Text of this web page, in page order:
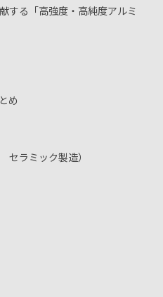
する「高強度・高純度アルミ
め
ラミック製造）